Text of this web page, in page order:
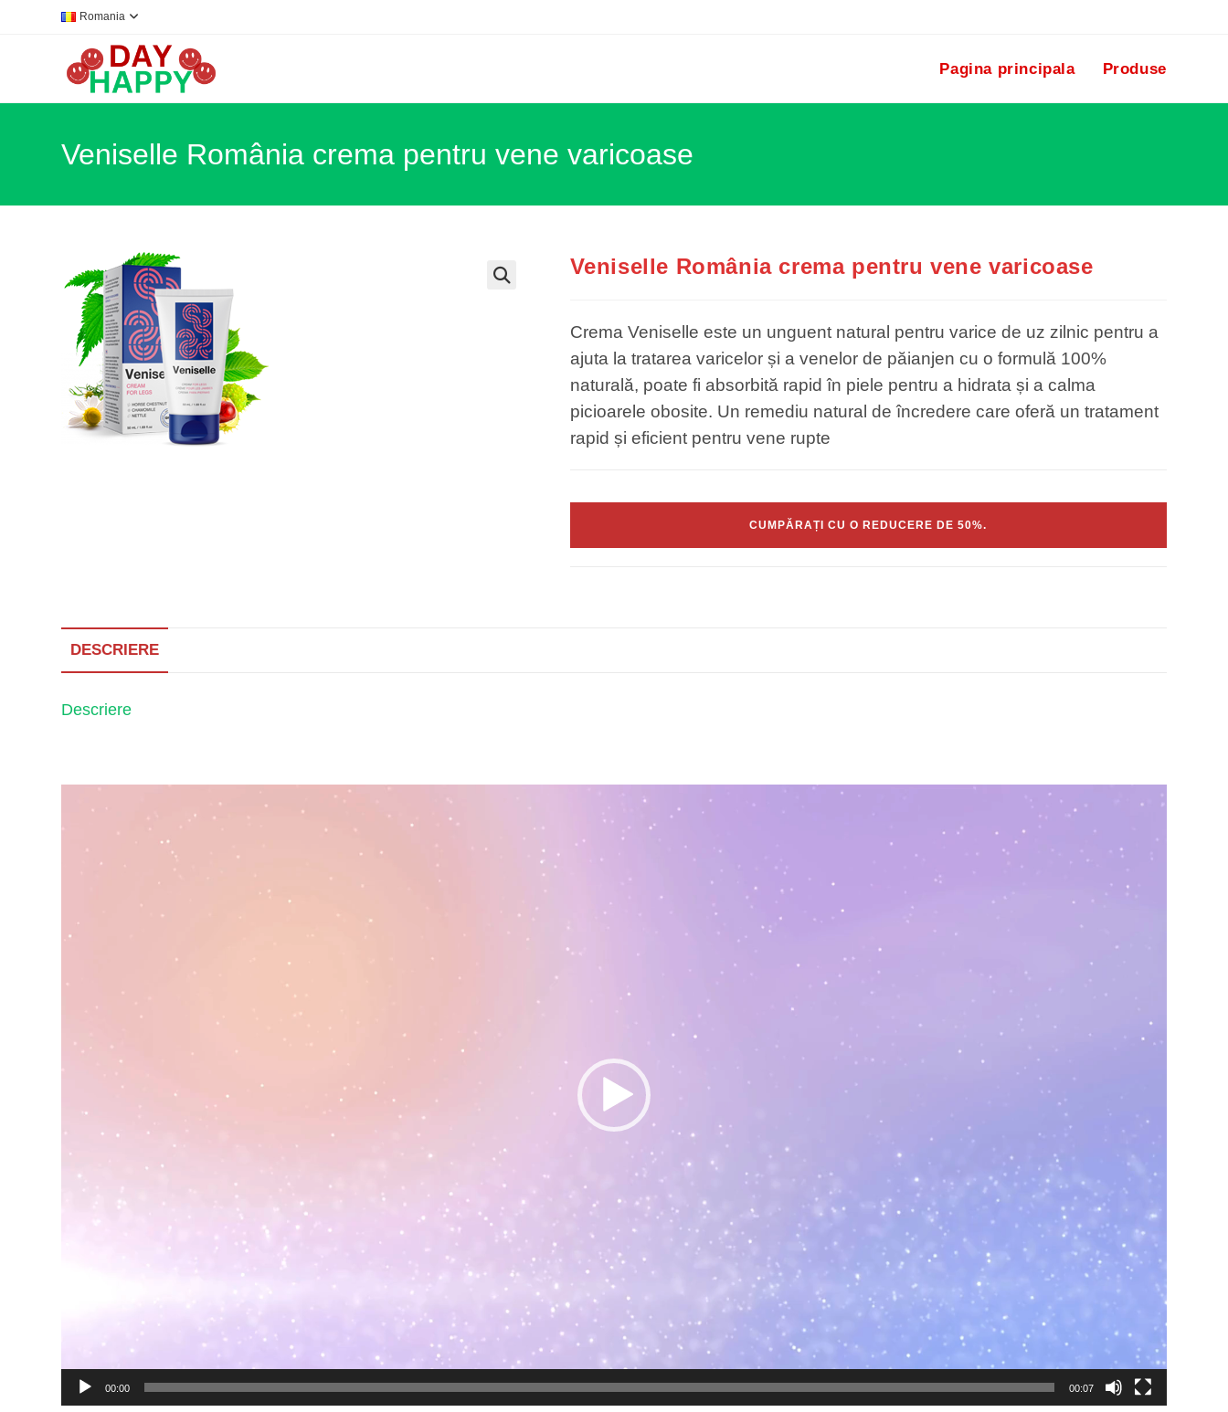
Romania
Pagina principala Produse
Veniselle România crema pentru vene varicoase
Veniselle România crema pentru vene varicoase
Crema Veniselle este un unguent natural pentru varice de uz zilnic pentru a
ajuta la tratarea varicelor și a venelor de păianjen cu o formulă 100%
naturală, poate fi absorbită rapid în piele pentru a hidrata și a calma
picioarele obosite. Un remediu natural de încredere care oferă un tratament
rapid și eficient pentru vene rupte
CUMPĂRAȚI CU O REDUCERE DE 50%.
DESCRIERE
Descriere
00:00 00:07